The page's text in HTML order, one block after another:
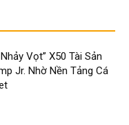
Vọt” X50 Tài Sản
Jr. Nhờ Nền Tảng Cá